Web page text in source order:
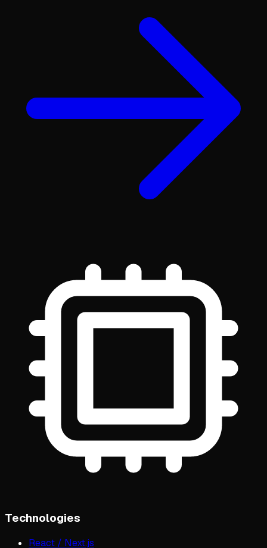
Technologies
React / Next.js